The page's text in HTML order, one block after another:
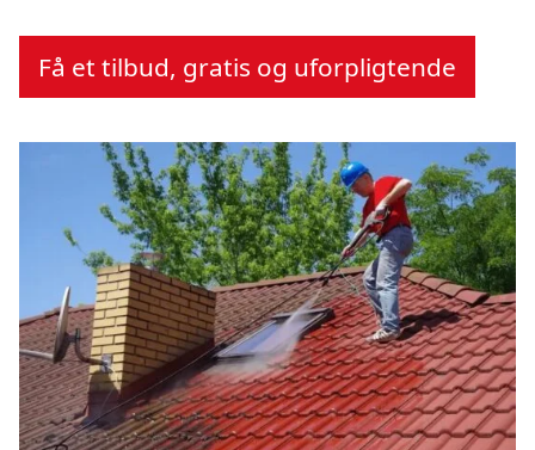
Få et tilbud, gratis og uforpligtende